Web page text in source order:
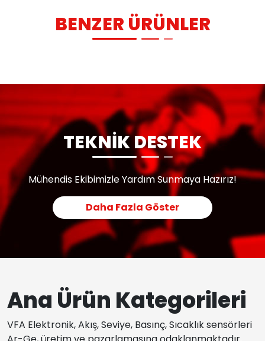
BENZER ÜRÜNLER
TEKNİK DESTEK
Mühendis Ekibimizle Yardım Sunmaya Hazırız!
Daha Fazla Göster
Ana Ürün Kategorileri
VFA Elektronik, Akış, Seviye, Basınç, Sıcaklık sensörleri